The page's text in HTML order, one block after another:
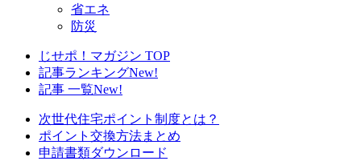
省エネ
防災
じせポ！マガジン TOP
記事ランキングNew!
記事 一覧New!
次世代住宅ポイント制度とは？
ポイント交換方法まとめ
申請書類ダウンロード